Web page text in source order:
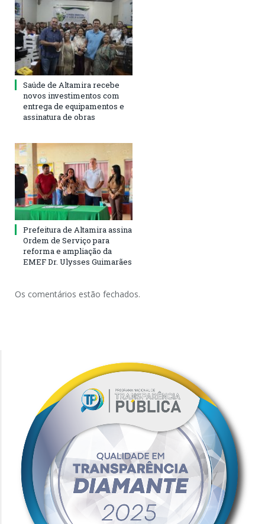
Saúde de Altamira recebe
novos investimentos com
entrega de equipamentos e
assinatura de obras
Prefeitura de Altamira assina
Ordem de Serviço para
reforma e ampliação da
EMEF Dr. Ulysses Guimarães
Os comentários estão fechados.